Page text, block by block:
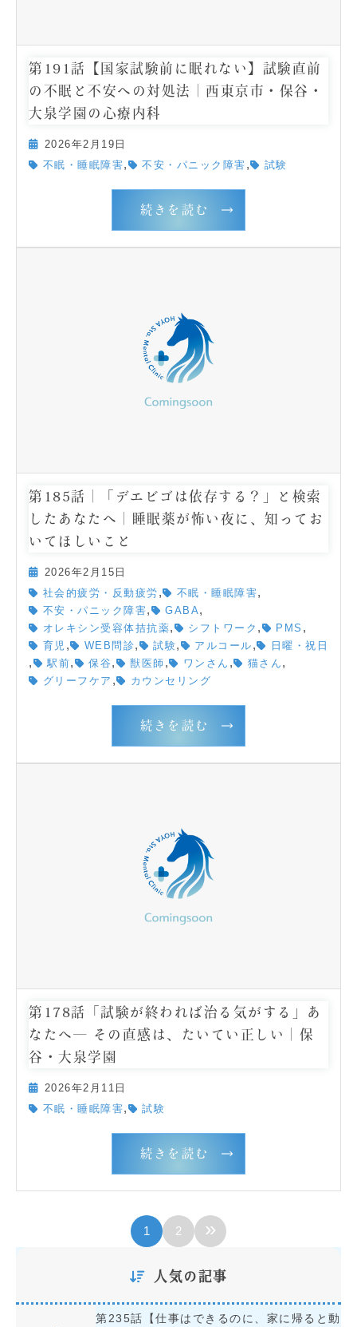
第191話【国家試験前に眠れない】試験直前
の不眠と不安への対処法｜西東京市・保谷・
大泉学園の心療内科
2026年2月19日
不眠・睡眠障害, 不安・パニック障害 , 試験
続きを読む
第185話｜「デエビゴは依存する？」と検索
したあなたへ｜睡眠薬が怖い夜に、知ってお
いてほしいこと
2026年2月15日
社会的疲労・反動疲労 , 不眠・睡眠障害,
不安・パニック障害, GABA,
オレキシン受容体拮抗薬, シフトワーク , PMS ,
育児 , WEB問診, 試験, アルコール , 日曜・祝日
, 駅前, 保谷, 獣医師 , ワンさん , 猫さん ,
グリーフケア , カウンセリング
続きを読む
第178話「試験が終われば治る気がする」あ
なたへ― その直感は、たいてい正しい｜保
谷・大泉学園
2026年2月11日
不眠・睡眠障害, 試験
続きを読む
1 2 »
人気の記事
第235話【仕事はできるのに、家に帰ると動